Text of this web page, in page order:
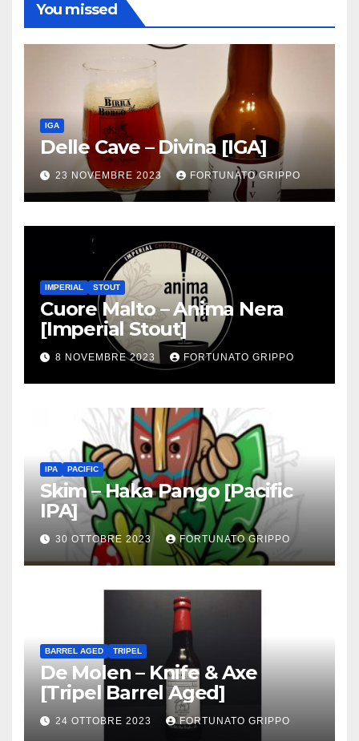
You missed
IGA
Delle Cave – Divina [IGA]
23 NOVEMBRE 2023 FORTUNATO GRIPPO
IMPERIAL STOUT
Cuore Malto – Anima Nera
[Imperial Stout]
8 NOVEMBRE 2023 FORTUNATO GRIPPO
IPA PACIFIC
Skim – Haka Pango [Pacific
IPA]
30 OTTOBRE 2023 FORTUNATO GRIPPO
BARREL AGED TRIPEL
De Molen – Knife & Axe
[Tripel Barrel Aged]
24 OTTOBRE 2023 FORTUNATO GRIPPO